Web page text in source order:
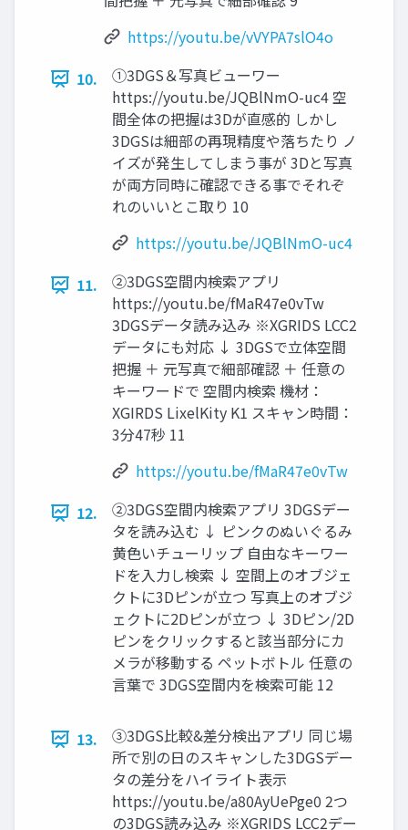
https://youtu.be/vVYPA7slO4o
10.
①3DGS＆写真ビューワー
https://youtu.be/JQBlNmO-uc4 空
間全体の把握は3Dが直感的 しかし
3DGSは細部の再現精度や落ちたり ノ
イズが発生してしまう事が 3Dと写真
が両方同時に確認できる事でそれぞ
れのいいとこ取り 10
https://youtu.be/JQBlNmO-uc4
11.
②3DGS空間内検索アプリ
https://youtu.be/fMaR47e0vTw
3DGSデータ読み込み ※XGRIDS LCC2
データにも対応 ↓ 3DGSで立体空間
把握 ＋ 元写真で細部確認 ＋ 任意の
キーワードで 空間内検索 機材：
XGIRDS LixelKity K1 スキャン時間：
3分47秒 11
https://youtu.be/fMaR47e0vTw
12.
②3DGS空間内検索アプリ 3DGSデー
タを読み込む ↓ ピンクのぬいぐるみ
黄色いチューリップ 自由なキーワー
ドを入力し検索 ↓ 空間上のオブジェ
クトに3Dピンが立つ 写真上のオブジ
ェクトに2Dピンが立つ ↓ 3Dピン/2D
ピンをクリックすると該当部分にカ
メラが移動する ペットボトル 任意の
言葉で 3DGS空間内を検索可能 12
13.
③3DGS比較&差分検出アプリ 同じ場
所で別の日のスキャンした3DGSデー
タの差分をハイライト表示
https://youtu.be/a80AyUePge0 2つ
の3DGS読み込み ※XGRIDS LCC2デー